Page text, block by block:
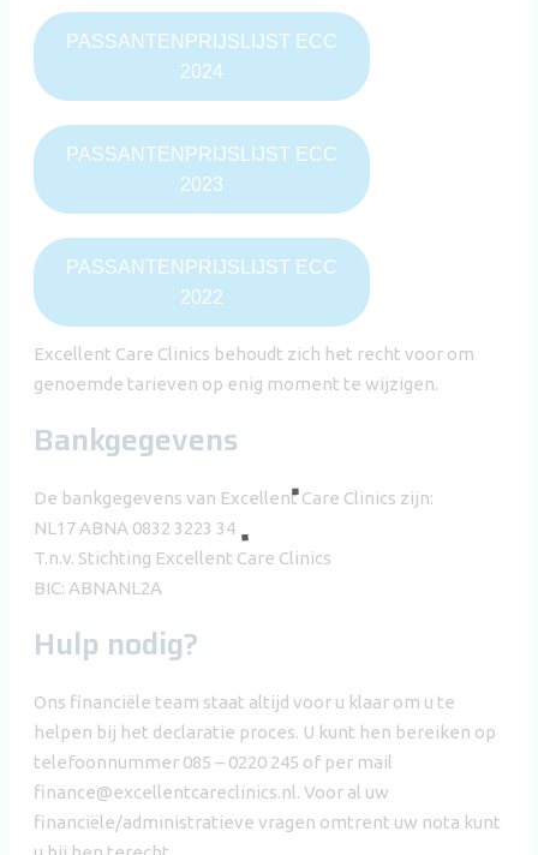
PASSANTENPRIJSLIJST ECC
2024
PASSANTENPRIJSLIJST ECC
2023
PASSANTENPRIJSLIJST ECC
2022
Excellent Care Clinics behoudt zich het recht voor om
genoemde tarieven op enig moment te wijzigen.
Bankgegevens
De bankgegevens van Excellent Care Clinics zijn:
NL17 ABNA 0832 3223 34
T.n.v. Stichting Excellent Care Clinics
BIC: ABNANL2A
Hulp nodig?
Ons financiële team staat altijd voor u klaar om u te
helpen bij het declaratie proces. U kunt hen bereiken op
telefoonnummer 085 – 0220 245 of per mail
finance@excellentcareclinics.nl. Voor al uw
financiële/administratieve vragen omtrent uw nota kunt